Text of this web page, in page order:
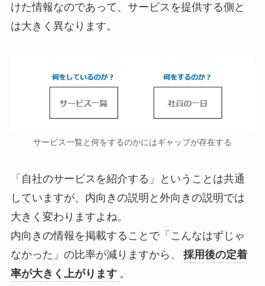
けた情報なのであって、サービスを提供する側と
は大きく異なります。
サービス一覧と何をするのかにはギャップが存在する
「自社のサービスを紹介する」ということは共通
していますが、内向きの説明と外向きの説明では
大きく変わりますよね。
内向きの情報を掲載することで「こんなはずじゃ
なかった」の比率が減りますから、
採用後の定着
率が大きく上がります 。